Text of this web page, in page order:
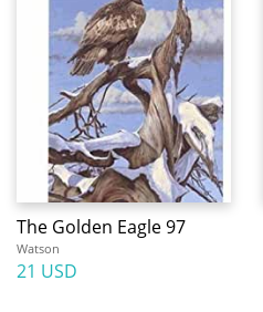
The Golden Eagle 97
Watson
21 USD